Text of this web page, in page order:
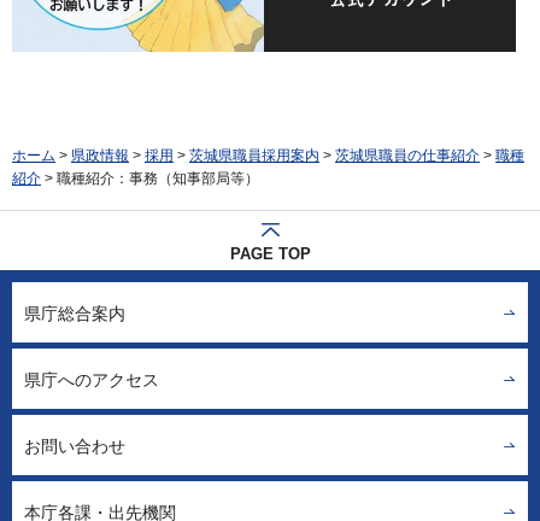
ホーム > 県政情報 > 採用 > 茨城県職員採用案内 > 茨城県職員の仕事紹介 > 職種
紹介 > 職種紹介：事務（知事部局等）
PAGE TOP
県庁総合案内
県庁へのアクセス
お問い合わせ
本庁各課・出先機関